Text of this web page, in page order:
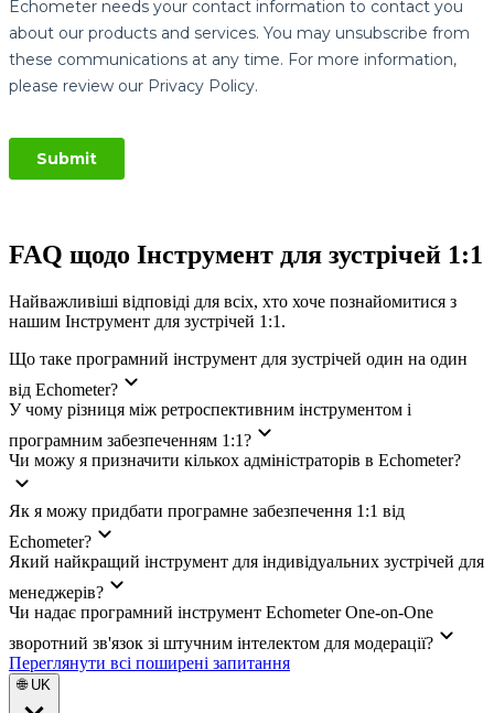
FAQ щодо Інструмент для зустрічей 1:1
Найважливіші відповіді для всіх, хто хоче познайомитися з
нашим Інструмент для зустрічей 1:1.
Що таке програмний інструмент для зустрічей один на один
від Echometer?
У чому різниця між ретроспективним інструментом і
програмним забезпеченням 1:1?
Чи можу я призначити кількох адміністраторів в Echometer?
Як я можу придбати програмне забезпечення 1:1 від
Echometer?
Який найкращий інструмент для індивідуальних зустрічей для
менеджерів?
Чи надає програмний інструмент Echometer One-on-One
зворотний зв'язок зі штучним інтелектом для модерації?
Переглянути всі поширені запитання
🌐 UK